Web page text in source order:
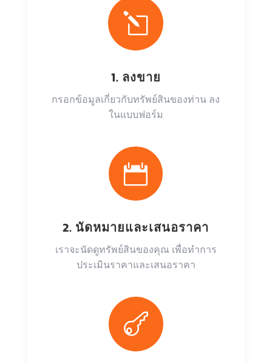
l
1. ลงขาย
กรอกข้อมูลเกี่ยวกับทรัพย์สินของท่าน ลง
ในแบบฟอร์ม

2. นัดหมายและเสนอราคา
เราจะนัดดูทรัพย์สินของคุณ เพื่อทำการ
ประเมินราคาและเสนอราคา
